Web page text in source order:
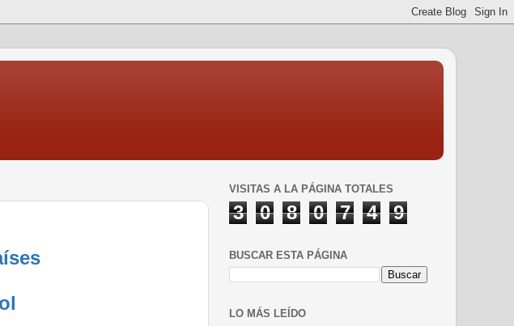
VISITAS A LA PÁGINA TOTALES
3 0 8 0 7 4 9
BUSCAR ESTA PÁGINA
LO MÁS LEÍDO